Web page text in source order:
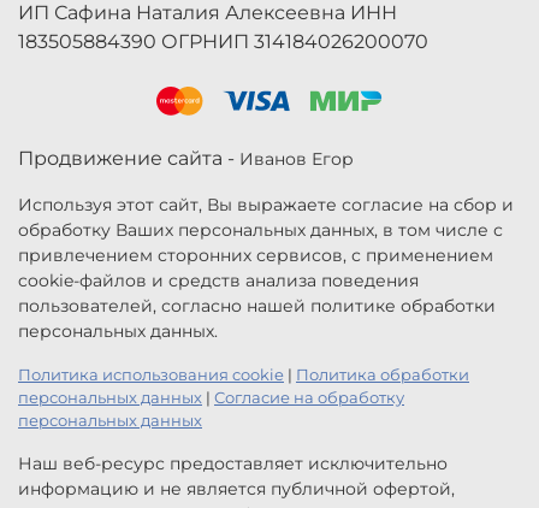
ИП Сафина Наталия Алексеевна ИНН
183505884390 ОГРНИП 314184026200070
Продвижение сайта - Иванов Егор
Используя этот сайт, Вы выражаете согласие на сбор и
обработку Ваших персональных данных, в том числе с
привлечением сторонних сервисов, с применением
cookie-файлов и средств анализа поведения
пользователей, согласно нашей политике обработки
персональных данных.
Политика использования cookie | Политика обработки
персональных данных | Согласие на обработку
персональных данных
Наш веб-ресурс предоставляет исключительно
информацию и не является публичной офертой,